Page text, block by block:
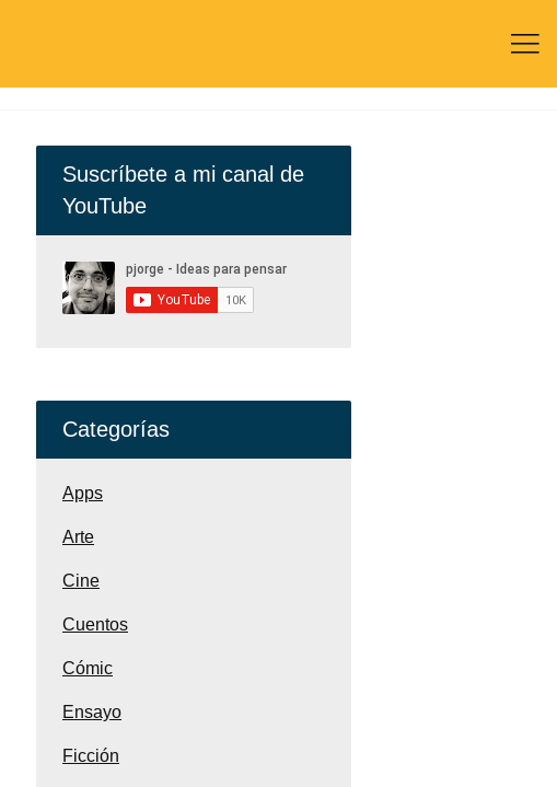

Suscríbete a mi canal de
YouTube
Categorías
Apps
Arte
Cine
Cuentos
Cómic
Ensayo
Ficción